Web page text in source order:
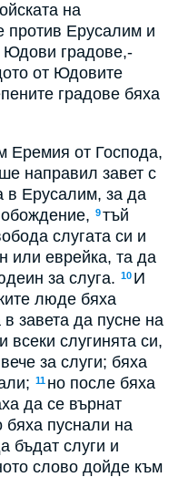
на
против Ерусалим и
Юдови градове,-
от Юдовите
градове бяха
Еремия от Господа,
направил завет с
в Ерусалим, за да
9тъй
слугата си и
или еврейка, та да
за слуга. 10 И
люде бяха
завета да пусне на
всеки слугинята си,
за слуги; бяха
11 но после бяха
да се върнат
бяха пуснали на
бъдат слуги и
слово дойде към